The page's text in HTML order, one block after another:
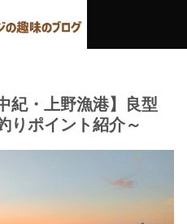
紀・上野漁港】良型
りポイント紹介～